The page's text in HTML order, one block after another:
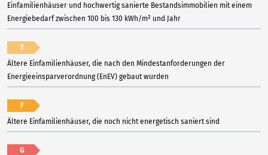
Einfamilienhäuser und hochwertig sanierte Bestandsimmobilien mit einem
Energiebedarf zwischen 100 bis 130 kWh/m² und Jahr
E
Ältere Einfamilienhäuser, die nach den Mindestanforderungen der
Energieeinsparverordnung (EnEV) gebaut wurden
F
Ältere Einfamilienhäuser, die noch nicht energetisch saniert sind
G